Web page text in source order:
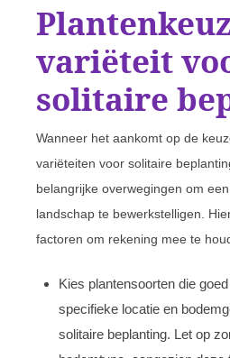
variëteit
solitaire
Wanneer het aankomt op de
variëteiten voor solitaire
belangrijke overwegingen om
landschap te bewerkstelligen.
factoren om rekening mee te
Kies plantensoorten die
specifieke locatie en
solitaire beplanting. Let op